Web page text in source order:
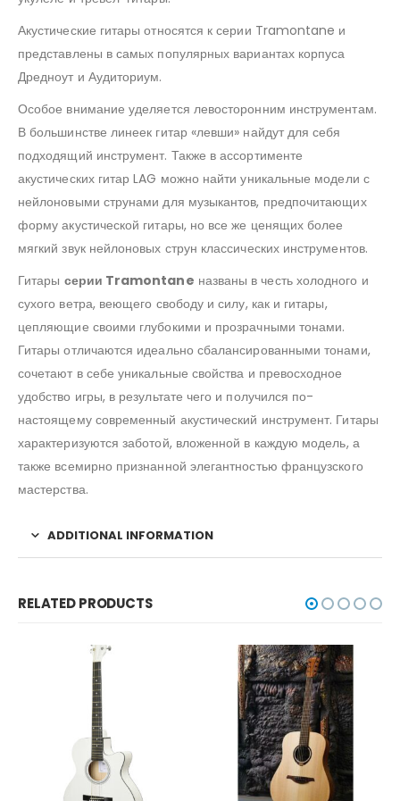
Акустические гитары относятся к серии Tramontane и
представлены в самых популярных вариантах корпуса
Дредноут и Аудиториум.
Особое внимание уделяется левосторонним инструментам.
В большинстве линеек гитар «левши» найдут для себя
подходящий инструмент. Также в ассортименте
акустических гитар LAG можно найти уникальные модели с
нейлоновыми струнами для музыкантов, предпочитающих
форму акустической гитары, но все же ценящих более
мягкий звук нейлоновых струн классических инструментов.
Гитары серии Tramontane названы в честь холодного и
сухого ветра, веющего свободу и силу, как и гитары,
цепляющие своими глубокими и прозрачными тонами.
Гитары отличаются идеально сбалансированными тонами,
сочетают в себе уникальные свойства и превосходное
удобство игры, в результате чего и получился по-
настоящему современный акустический инструмент. Гитары
характеризуются заботой, вложенной в каждую модель, а
также всемирно признанной элегантностью французского
мастерства.
ADDITIONAL INFORMATION
RELATED PRODUCTS